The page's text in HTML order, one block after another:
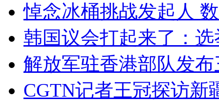
悼念冰桶挑战发起人
韩国议会打起来了：
解放军驻香港部队发
CGTN记者王冠探访新